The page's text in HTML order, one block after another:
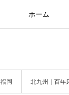
ホーム
福岡 北九州｜百年